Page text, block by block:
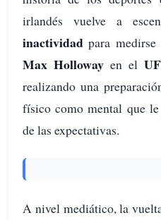
irlandés vuelve a
inactividadpara
Max Holloway en el
realizando una
físico como mental que
de las expectativas.
A nivel mediático, la